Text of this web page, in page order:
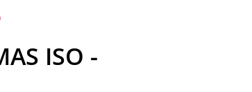
ISO -